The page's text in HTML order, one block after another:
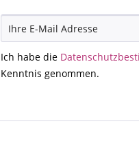
Ich habe die
Kenntnis genommen.